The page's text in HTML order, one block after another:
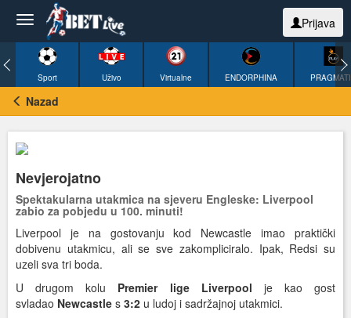
Prijava
Sport Uživo Virtualne ENDORPHINA
Nazad
Nevjerojatno
Spektakularna utakmica na sjeveru Engleske: Liverpool
zabio za pobjedu u 100. minuti!
Liverpool je na gostovanju kod Newcastle imao praktički
dobivenu utakmicu, ali se sve zakompliciralo. Ipak, Redsi su
uzeli sva tri boda.
U drugom kolu Premier lige Liverpool je kao gost
svladao Newcastle s 3:2 u ludoj i sadržajnoj utakmici.